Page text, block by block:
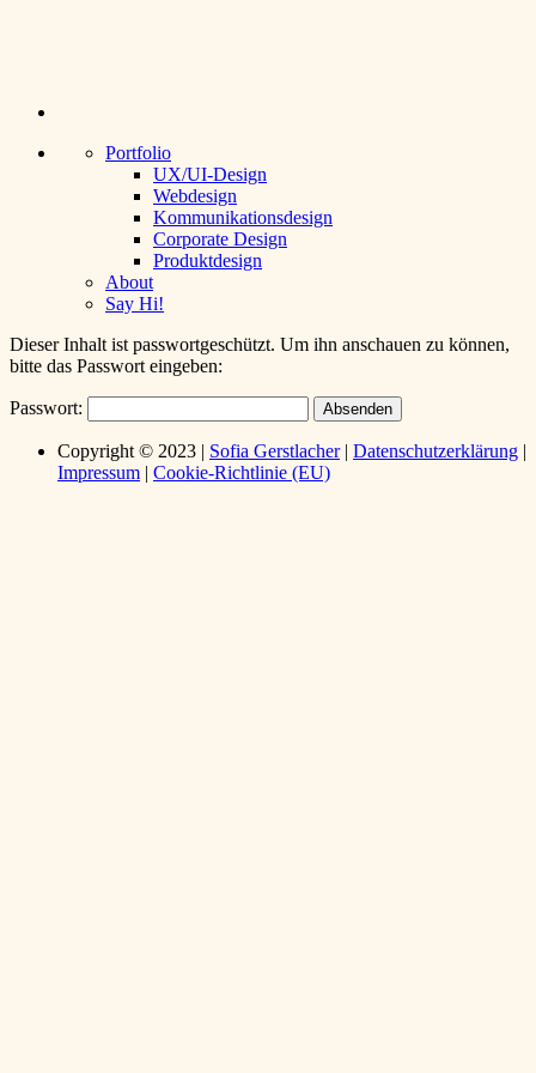
Portfolio
UX/UI-Design
Webdesign
Kommunikationsdesign
Corporate Design
Produktdesign
About
Say Hi!
Dieser Inhalt ist passwortgeschützt. Um ihn anschauen zu können,
bitte das Passwort eingeben:
Passwort:
Copyright © 2023 | Sofia Gerstlacher| Datenschutz­erklärung |
Impressum | Cookie-Richtlinie (EU)